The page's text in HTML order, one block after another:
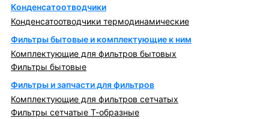
Конденсатоотводчики
Конденсатоотводчики термодинамические
Фильтры бытовые и комплектующие к ним
Комплектующие для фильтров бытовых
Фильтры бытовые
Фильтры и запчасти для фильтров
Комплектующие для фильтров сетчатых
Фильтры сетчатые Т-образные